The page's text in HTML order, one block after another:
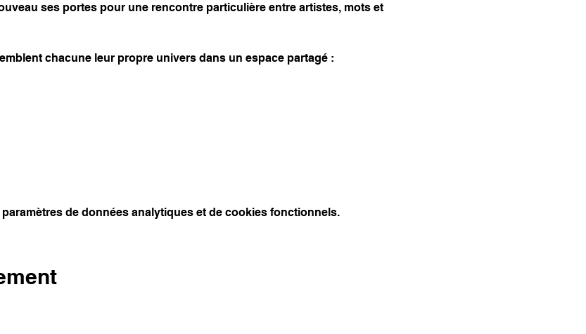
ses portes pour une rencontre particulière entre artistes, mots et
chacune leur propre univers dans un espace partagé :
de données analytiques et de cookies fonctionnels.